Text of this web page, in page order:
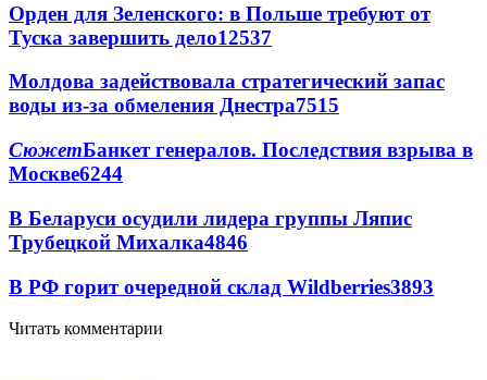
Орден для Зеленского: в Польше требуют от
Туска завершить дело12537
Молдова задействовала стратегический запас
воды из-за обмеления Днестра7515
СюжетБанкет генералов. Последствия взрыва в
Москве6244
В Беларуси осудили лидера группы Ляпис
Трубецкой Михалка4846
В РФ горит очередной склад Wildberries3893
Читать комментарии